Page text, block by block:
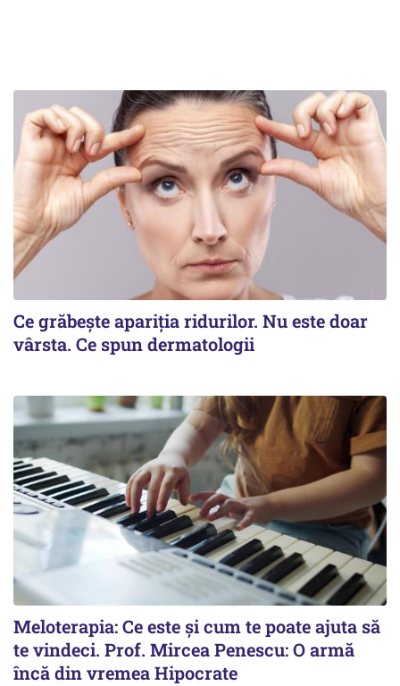
Ce grăbește apariția ridurilor. Nu este doar
vârsta. Ce spun dermatologii
Meloterapia: Ce este și cum te poate ajuta să
te vindeci. Prof. Mircea Penescu: O armă
încă din vremea Hipocrate